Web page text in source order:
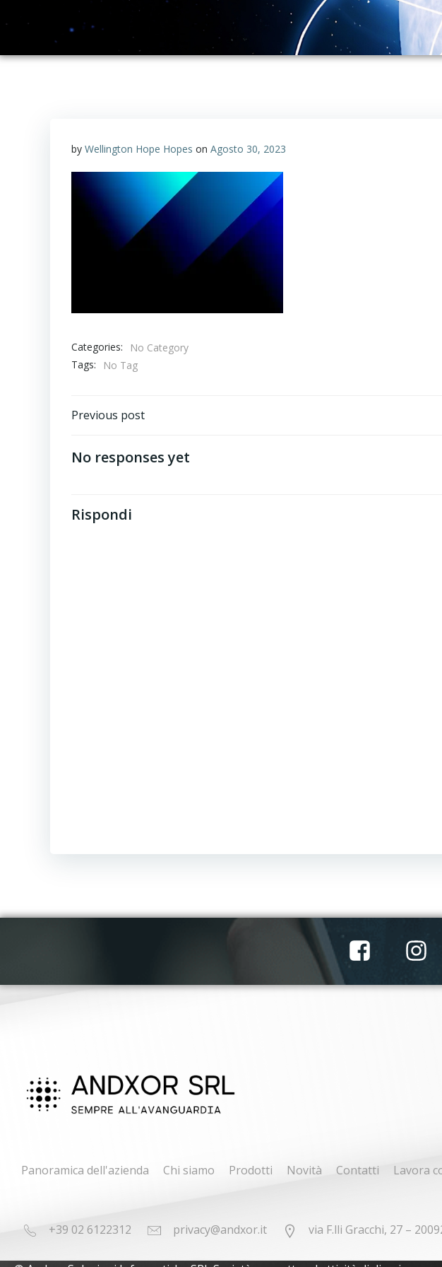
by Wellington Hope Hopes on Agosto 30, 2023
Categories:
No Category
Tags:
No Tag
Post
navigation
Previous post
No responses yet
Rispondi
Panoramica dell'azienda Chi siamo Prodotti Novità Contatti Lavora
+39 02 6122312 privacy@andxor.it via F.lli Gracchi, 27 –